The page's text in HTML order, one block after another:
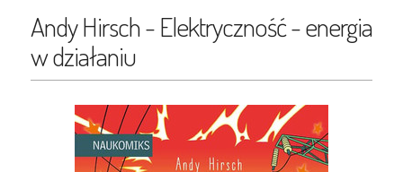
Andy Hirsch - Elektryczność - energia
w działaniu